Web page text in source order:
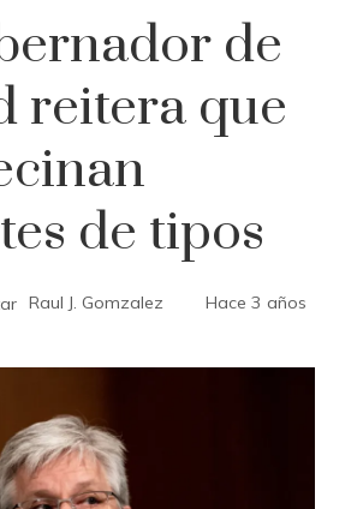
de
reitera que
de tipos
Raul J. Gomzalez Hace 3 años